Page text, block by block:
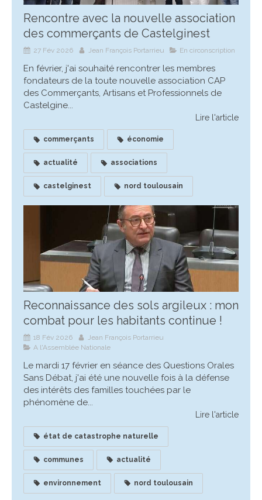
Rencontre avec la nouvelle association
des commerçants de Castelginest
27 Fév 2026 Jean François Portarrieu En circonscription
En février, j'ai souhaité rencontrer les membres
fondateurs de la toute nouvelle association CAP
des Commerçants, Artisans et Professionnels de
Castelgine...
Lire l'article
commerçants économie
actualité associations
castelginest nord toulousain
Reconnaissance des sols argileux : mon
combat pour les habitants continue !
18 Fév 2026
Jean François Portarrieu
A l'Assemblée Nationale
Le mardi 17 février en séance des Questions Orales
Sans Débat, j'ai été une nouvelle fois à la défense
des intérêts des familles touchées par le
phénomène de...
Lire l'article
état de catastrophe naturelle
communes actualité
environnement nord toulousain